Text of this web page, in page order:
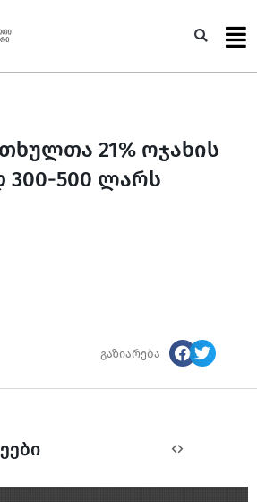
21% ოჯახის
300-500 ლარს
გაზიარება